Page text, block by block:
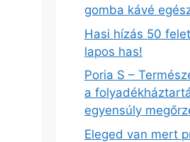
gomba kávé
Hasi hízás 50
lapos has!
Poria S –
a
egyensúly
Eleged van mert